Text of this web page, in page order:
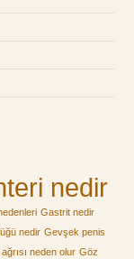
nedir
Gastrit nedir
nedir Gevşek penis
neden olur Göz